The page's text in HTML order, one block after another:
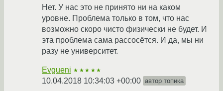
Нет. У нас это не принято ни на каком
уровне. Проблема только в том, что нас
возможно скоро чисто физически не будет. И
эта проблема сама рассосётся. И да, мы ни
разу не университет.
Evgueni ★★★★★
10.04.2018 10:34:03 +00:00 автор топика